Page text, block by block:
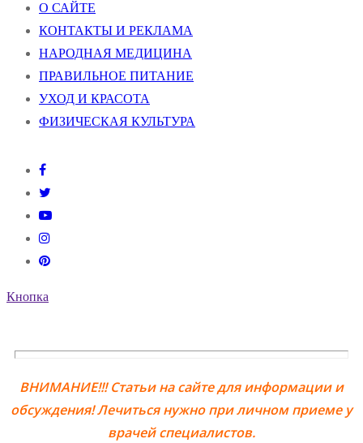
О САЙТЕ
КОНТАКТЫ И РЕКЛАМА
НАРОДНАЯ МЕДИЦИНА
ПРАВИЛЬНОЕ ПИТАНИЕ
УХОД И КРАСОТА
ФИЗИЧЕСКАЯ КУЛЬТУРА
Кнопка
ВНИМАНИЕ!!! Статьи на сайте для информации и
обсуждения! Лечиться нужно при личном приеме у
врачей специалистов.